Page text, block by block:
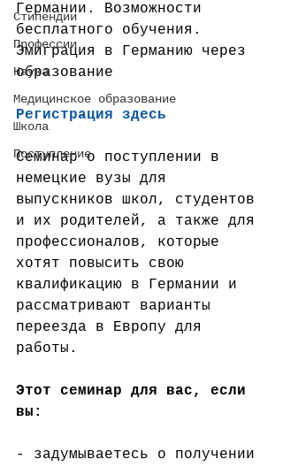
Стипендии
Профессии
Наука
Медицинское образование
Школа
Поступление
Германии. Возможности
бесплатного обучения.
Эмиграция в Германию через
образование
Регистрация здесь
Семинар о поступлении в
немецкие вузы для
выпускников школ, студентов
и их родителей, а также для
профессионалов, которые
хотят повысить свою
квалификацию в Германии и
рассматривают варианты
переезда в Европу для
работы.
Этот семинар для вас, если
вы:
- задумываетесь о получении